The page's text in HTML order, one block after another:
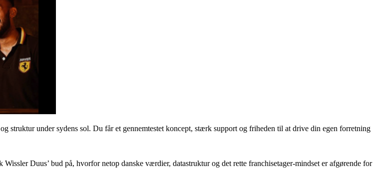
struktur under sydens sol. Du får et gennemtestet koncept, stærk support og friheden til at drive din egen forretning
Duus’ bud på, hvorfor netop danske værdier, datastruktur og det rette franchisetager-mindset er afgørende for